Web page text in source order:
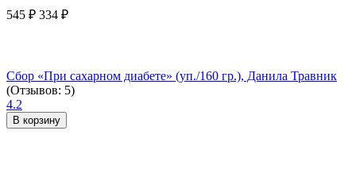
545 ₽ 334 ₽
Сбор «При сахарном диабете» (уп./160 гр.), Данила Травник
(Отзывов: 5)
4.2
В корзину